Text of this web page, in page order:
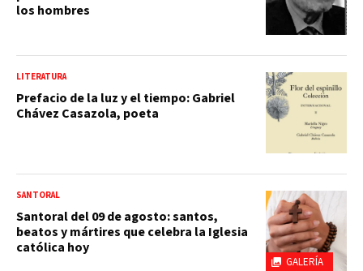
los hombres
LITERATURA
Prefacio de la luz y el tiempo: Gabriel
Chávez Casazola, poeta
GALERÍA
SANTORAL
Santoral del 09 de agosto: santos,
beatos y mártires que celebra la Iglesia
católica hoy